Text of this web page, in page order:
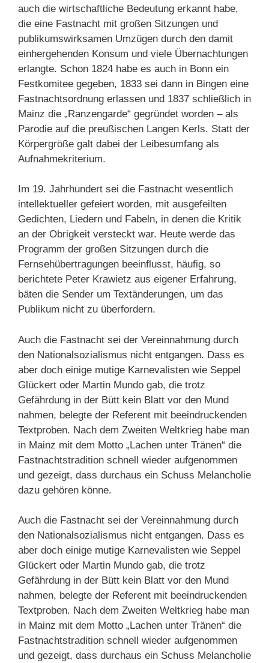
auch die wirtschaftliche Bedeutung erkannt habe,
die eine Fastnacht mit großen Sitzungen und
publikumswirksamen Umzügen durch den damit
einhergehenden Konsum und viele Übernachtungen
erlangte. Schon 1824 habe es auch in Bonn ein
Festkomitee gegeben, 1833 sei dann in Bingen eine
Fastnachtsordnung erlassen und 1837 schließlich in
Mainz die „Ranzengarde“ gegründet worden – als
Parodie auf die preußischen Langen Kerls. Statt der
Körpergröße galt dabei der Leibesumfang als
Aufnahmekriterium.
Im 19. Jahrhundert sei die Fastnacht wesentlich
intellektueller gefeiert worden, mit ausgefeilten
Gedichten, Liedern und Fabeln, in denen die Kritik
an der Obrigkeit versteckt war. Heute werde das
Programm der großen Sitzungen durch die
Fernsehübertragungen beeinflusst, häufig, so
berichtete Peter Krawietz aus eigener Erfahrung,
bäten die Sender um Textänderungen, um das
Publikum nicht zu überfordern.
Auch die Fastnacht sei der Vereinnahmung durch
den Nationalsozialismus nicht entgangen. Dass es
aber doch einige mutige Karnevalisten wie Seppel
Glückert oder Martin Mundo gab, die trotz
Gefährdung in der Bütt kein Blatt vor den Mund
nahmen, belegte der Referent mit beeindruckenden
Textproben. Nach dem Zweiten Weltkrieg habe man
in Mainz mit dem Motto „Lachen unter Tränen“ die
Fastnachtstradition schnell wieder aufgenommen
und gezeigt, dass durchaus ein Schuss Melancholie
dazu gehören könne.
Auch die Fastnacht sei der Vereinnahmung durch
den Nationalsozialismus nicht entgangen. Dass es
aber doch einige mutige Karnevalisten wie Seppel
Glückert oder Martin Mundo gab, die trotz
Gefährdung in der Bütt kein Blatt vor den Mund
nahmen, belegte der Referent mit beeindruckenden
Textproben. Nach dem Zweiten Weltkrieg habe man
in Mainz mit dem Motto „Lachen unter Tränen“ die
Fastnachtstradition schnell wieder aufgenommen
und gezeigt, dass durchaus ein Schuss Melancholie